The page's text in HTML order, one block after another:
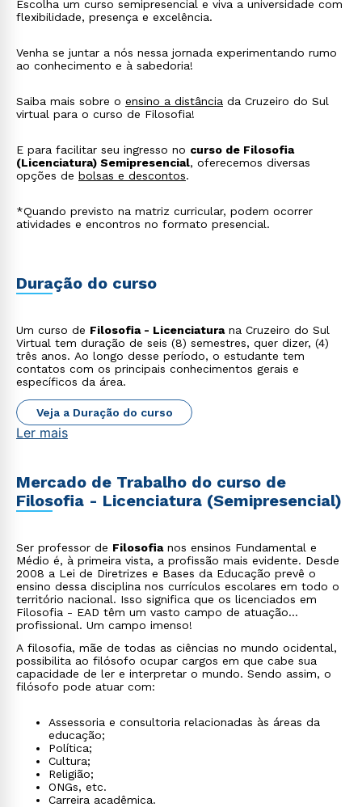
Escolha um curso semipresencial e viva a universidade com
flexibilidade, presença e excelência.
Venha se juntar a nós nessa jornada experimentando rumo
ao conhecimento e à sabedoria!
Saiba mais sobre o ensino a distância da Cruzeiro do Sul
virtual para o curso de Filosofia!
E para facilitar seu ingresso no curso de Filosofia
(Licenciatura) Semipresencial, oferecemos diversas
opções de bolsas e descontos.
*Quando previsto na matriz curricular, podem ocorrer
atividades e encontros no formato presencial.
Duração do curso
Um curso de Filosofia - Licenciaturana Cruzeiro do Sul
Virtual tem duração de seis (8) semestres, quer dizer, (4)
três anos. Ao longo desse período, o estudante tem
contatos com os principais conhecimentos gerais e
específicos da área.
Veja a Duração do curso
Ler mais
Mercado de Trabalho do curso de
Filosofia - Licenciatura (Semipresencial)
Ser professor de Filosofianos ensinos Fundamental e
Médio é, à primeira vista, a profissão mais evidente. Desde
2008 a Lei de Diretrizes e Bases da Educação prevê o
ensino dessa disciplina nos currículos escolares em todo o
território nacional. Isso significa que os licenciados em
Filosofia - EAD têm um vasto campo de atuação
profissional. Um campo imenso!
A filosofia, mãe de todas as ciências no mundo ocidental,
possibilita ao filósofo ocupar cargos em que cabe sua
capacidade de ler e interpretar o mundo. Sendo assim, o
filósofo pode atuar com:
Assessoria e consultoria relacionadas às áreas da
educação;
Política;
Cultura;
Religião;
ONGs, etc.
Carreira acadêmica.